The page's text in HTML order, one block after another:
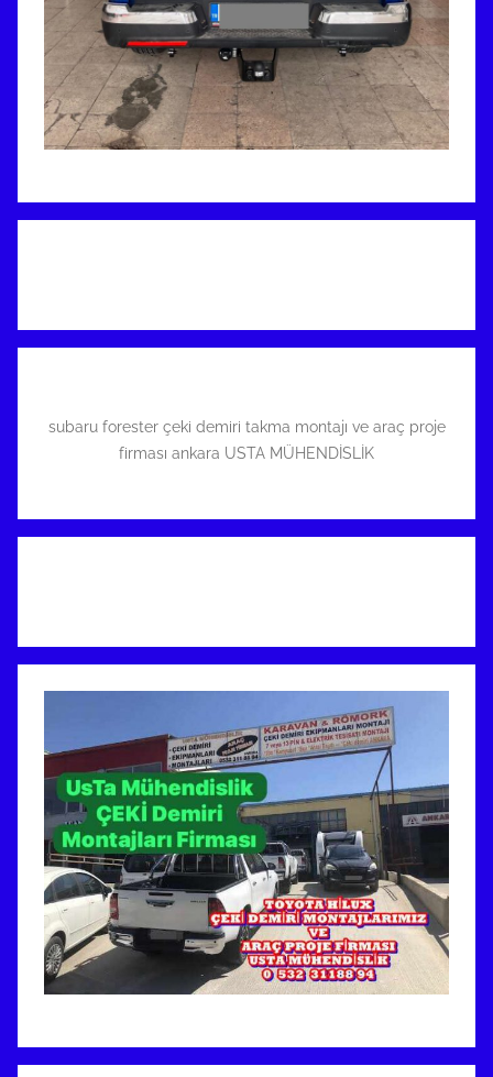
subaru forester çeki demiri takma montajı ve araç proje
firması ankara USTA MÜHENDİSLİK